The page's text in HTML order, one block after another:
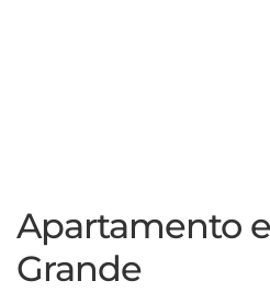
Apartamento
Grande